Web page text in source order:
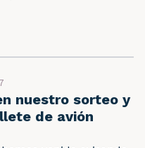
nuestro sorteo y
de avión